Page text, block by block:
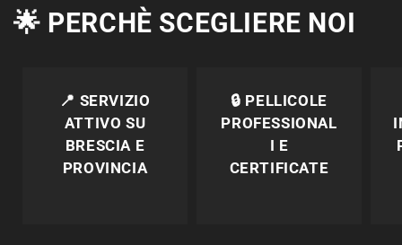
🌟 PERCHÈ SCEGLIERE NOI
📍 SERVIZIO
ATTIVO SU
BRESCIA E
PROVINCIA
🔒 PELLICOLE
PROFESSIONAL
I E
CERTIFICATE